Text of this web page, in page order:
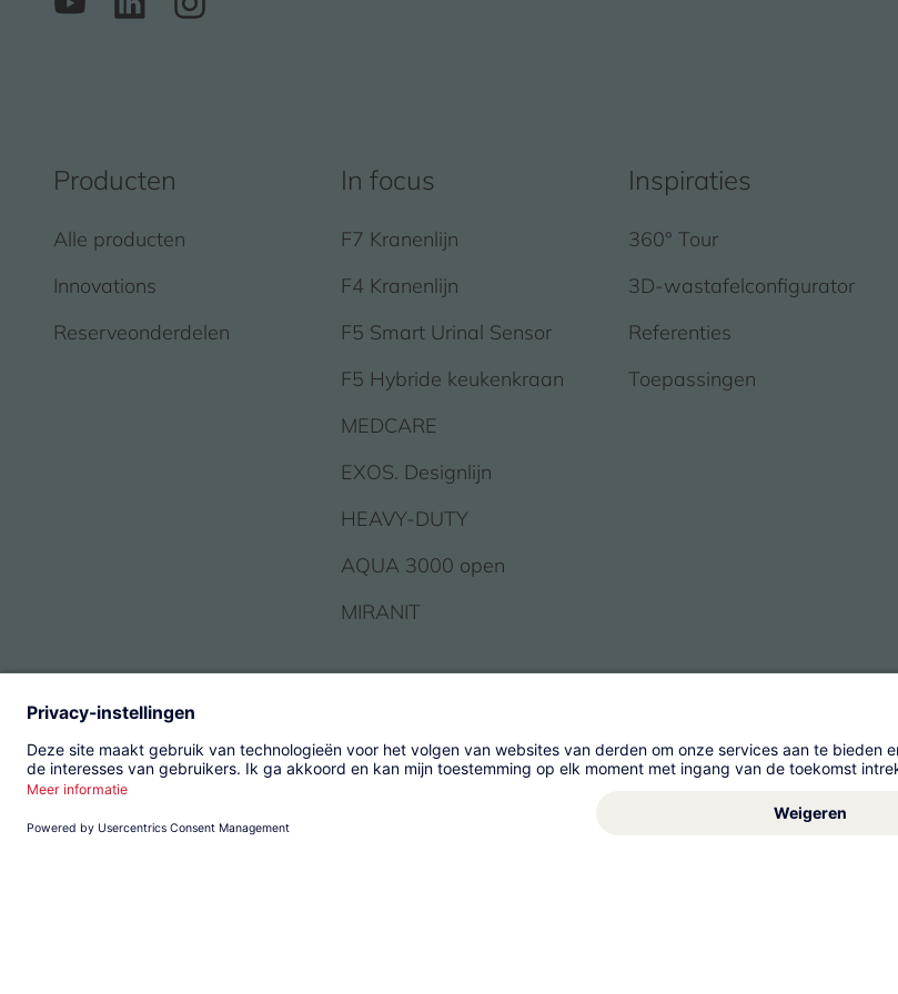
Producten
Alle producten
Innovations
Reserveonderdelen
In focus
F7 Kranenlijn
F4 Kranenlijn
F5 Smart Urinal Sensor
F5 Hybride keukenkraan
MEDCARE
EXOS. Designlijn
HEAVY-DUTY
AQUA 3000 open
MIRANIT
Inspiraties
360° Tour
3D-wastafelconfigurator
Referenties
Toepassingen
© 2026 KWC Group Management AG Algemene Voorwaarden